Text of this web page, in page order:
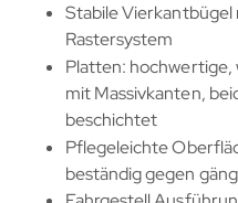
Stabile
Rastersystem
Platten:
mit Massivkanten,
beschichtet
Pflegeleichte
beständig gegen